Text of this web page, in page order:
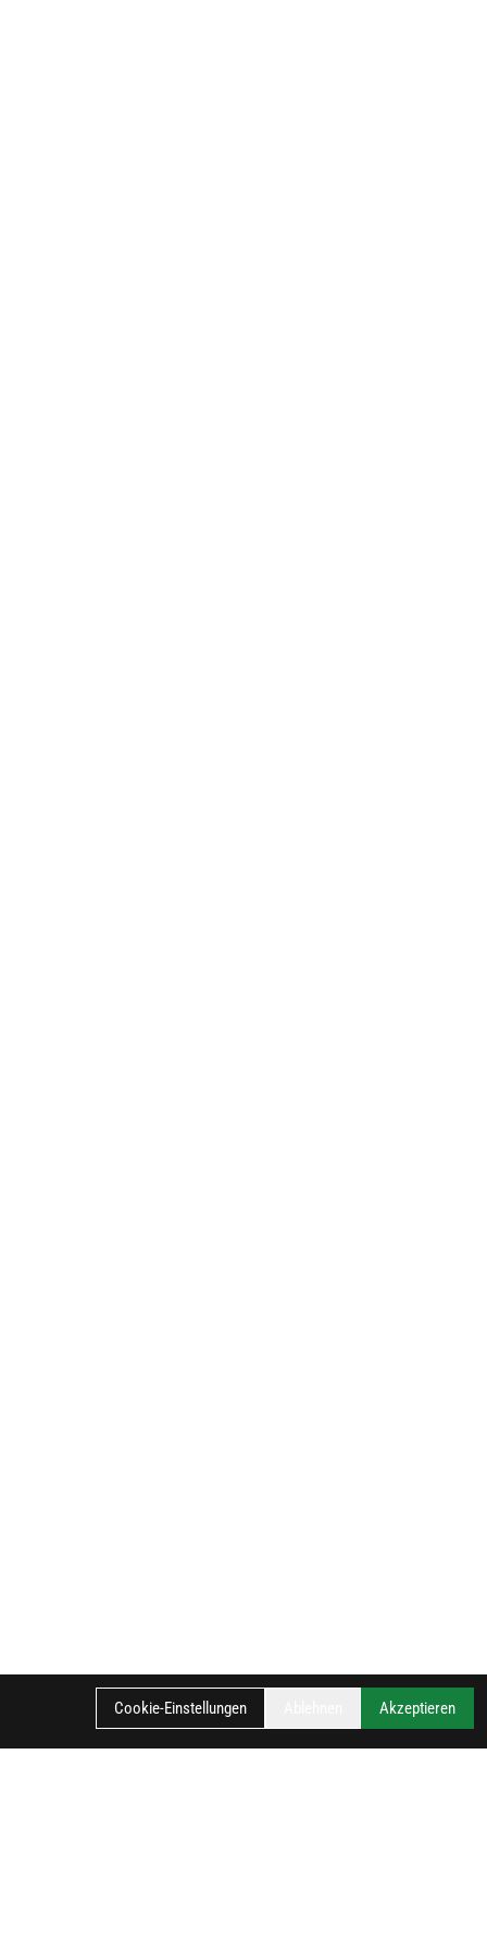
Cookie-Einstellungen Akzeptieren